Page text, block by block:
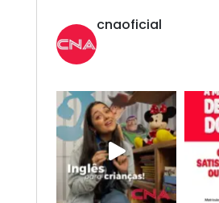
cnaoficial
Novo CNA. Vem com
Espanhol,